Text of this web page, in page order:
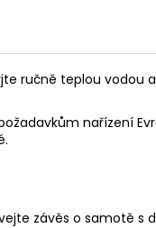
ručně teplou
nařízení
závěs o samotě s